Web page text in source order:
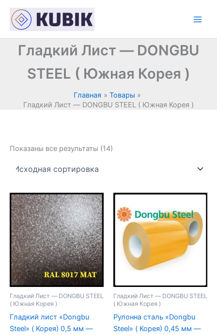
содержимому
Гладкий Лист — DONGBU
STEEL ( Южная Корея )
Главная
Товары
Гладкий Лист — DONGBU STEEL ( Южная Корея )
Показаны все результаты (14)
Гладкий Лист — DONGBU STEEL
( Южная Корея )
Гладкий лист «Dongbu
Steel» ( Корея) 0,5 мм —
Гладкий Лист — DONGBU STEEL
( Южная Корея )
Рулонна сталь «Dongbu
Steel» ( Корея) 0,45 мм —